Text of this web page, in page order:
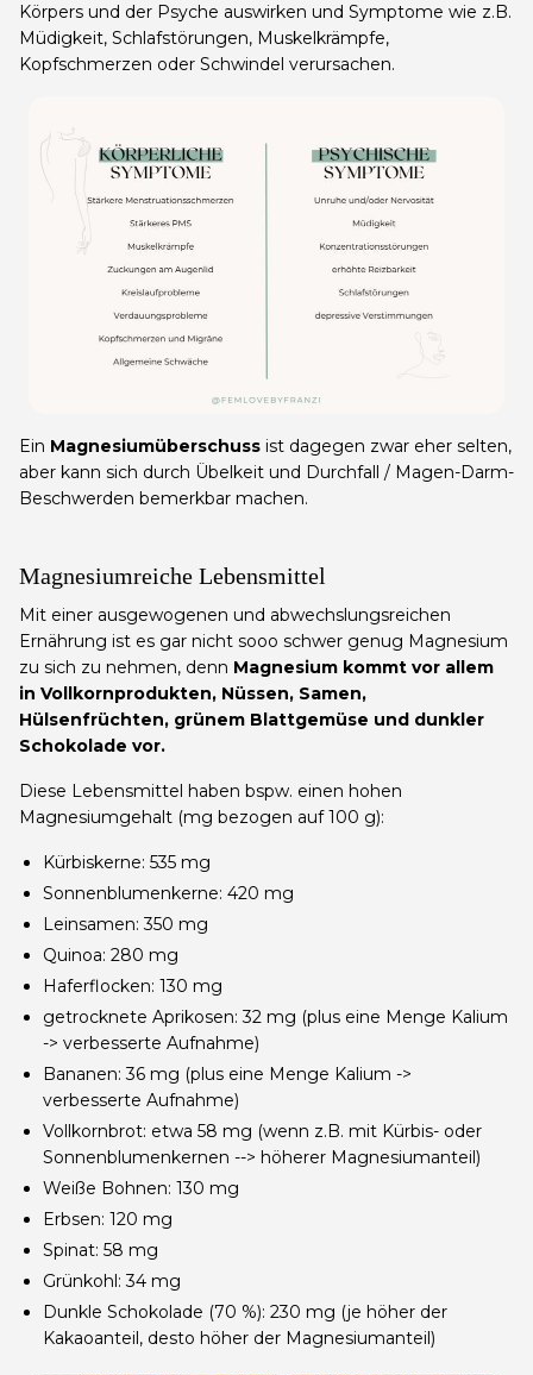
Körpers und der Psyche auswirken und Symptome wie z.B.
Müdigkeit, Schlafstörungen, Muskelkrämpfe,
Kopfschmerzen oder Schwindel verursachen.
Ein Magnesiumüberschuss ist dagegen zwar eher selten,
aber kann sich durch Übelkeit und Durchfall / Magen-Darm-
Beschwerden bemerkbar machen.
Magnesiumreiche Lebensmittel
Mit einer ausgewogenen und abwechslungsreichen
Ernährung ist es gar nicht sooo schwer genug Magnesium
zu sich zu nehmen, denn Magnesium kommt vor allem
in Vollkornprodukten, Nüssen, Samen,
Hülsenfrüchten, grünem Blattgemüse und dunkler
Schokolade vor.
Diese Lebensmittel haben bspw. einen hohen
Magnesiumgehalt (mg bezogen auf 100 g):
Kürbiskerne: 535 mg
Sonnenblumenkerne: 420 mg
Leinsamen: 350 mg
Quinoa: 280 mg
Haferflocken: 130 mg
getrocknete Aprikosen: 32 mg (plus eine Menge Kalium
-> verbesserte Aufnahme)
Bananen: 36 mg (plus eine Menge Kalium ->
verbesserte Aufnahme)
Vollkornbrot: etwa 58 mg (wenn z.B. mit Kürbis- oder
Sonnenblumenkernen --> höherer Magnesiumanteil)
Weiße Bohnen: 130 mg
Erbsen: 120 mg
Spinat: 58 mg
Grünkohl: 34 mg
Dunkle Schokolade (70 %): 230 mg (je höher der
Kakaoanteil, desto höher der Magnesiumanteil)